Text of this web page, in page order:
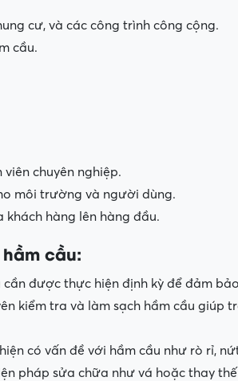
cư, và các công trình công cộng.
cầu.
chuyên nghiệp.
môi trường và người dùng.
hàng lên hàng đầu.
cầu:
cần được thực hiện định kỳ để đảm
kiểm tra và làm sạch hầm cầu giúp
có vấn đề với hầm cầu như rò rỉ,
pháp sửa chữa như vá hoặc thay